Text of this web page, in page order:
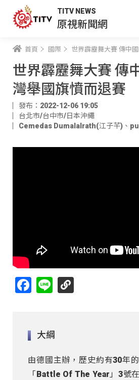
TITV NEWS
原視新聞網
首頁 國際 世界霹靂舞大賽 傳中國
世界霹靂舞大賽 傳
灣舉國旗憤而退賽
發布：2022-12-06 19:05
台北市/台中市/日本沖繩
Cemedas Dumalalrath(江子芊) 、
Facebook
Line
大綱
由德國主辦，歷史約有30年
「Battle Of The Year」3號